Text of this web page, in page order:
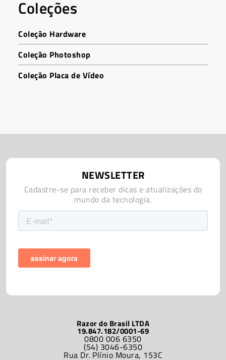
Coleções
Coleção Hardware
Coleção Photoshop
Coleção Placa de Vídeo
Razor do Brasil LTDA
19.847.182/0001-69
0800 006 6350
(54) 3046-6350
Rua Dr. Plínio Moura, 153C
NEWSLETTER
Cadastre-se para receber dicas e atualizações do
mundo da tecnologia.